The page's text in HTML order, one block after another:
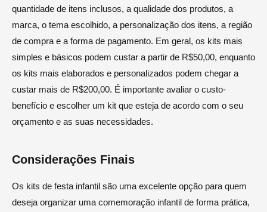
quantidade de itens inclusos, a qualidade dos produtos, a
marca, o tema escolhido, a personalização dos itens, a região
de compra e a forma de pagamento. Em geral, os kits mais
simples e básicos podem custar a partir de R$50,00, enquanto
os kits mais elaborados e personalizados podem chegar a
custar mais de R$200,00. É importante avaliar o custo-
benefício e escolher um kit que esteja de acordo com o seu
orçamento e as suas necessidades.
Considerações Finais
Os kits de festa infantil são uma excelente opção para quem
deseja organizar uma comemoração infantil de forma prática,